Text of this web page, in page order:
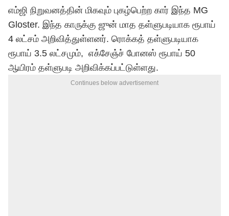
எம்ஜி நிறுவனத்தின் மிகவும் புகழ்பெற்ற கார் இந்த MG
Gloster. இந்த காருக்கு ஜுன் மாத தள்ளுபடியாக ரூபாய்
4 லட்சம் அறிவித்துள்ளனர். ரொக்கத் தள்ளுபடியாக
ரூபாய் 3.5 லட்சமும், எக்சேஞ்ச் போனஸ் ரூபாய் 50
ஆயிரம் தள்ளுபடி அறிவிக்கப்பட்டுள்ளது.
Continues below advertisement